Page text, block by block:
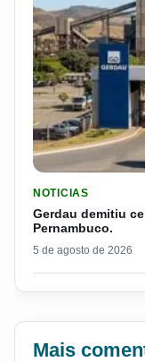
NOTICIAS
Gerdau demitiu
Pernambuco.
5 de agosto de 2026
Mais